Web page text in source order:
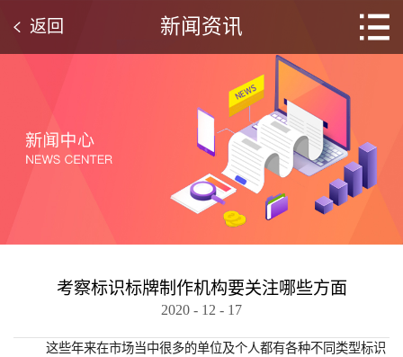
新闻资讯
返回
考察标识标牌制作机构要关注哪些方面
2020 - 12 - 17
这些年来在市场当中很多的单位及个人都有各种不同类型标识